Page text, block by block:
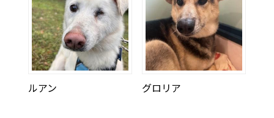
ルアン グロリア